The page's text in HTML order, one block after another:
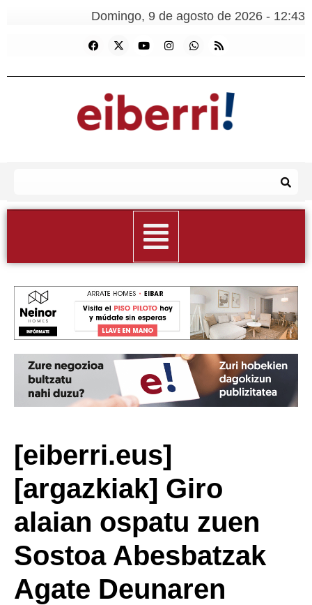
Domingo, 9 de agosto de 2026 - 12:43
[eiberri.eus]
[argazkiak] Giro
alaian ospatu zuen
Sostoa Abesbatzak
Agate Deunaren